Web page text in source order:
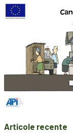
Articole recente